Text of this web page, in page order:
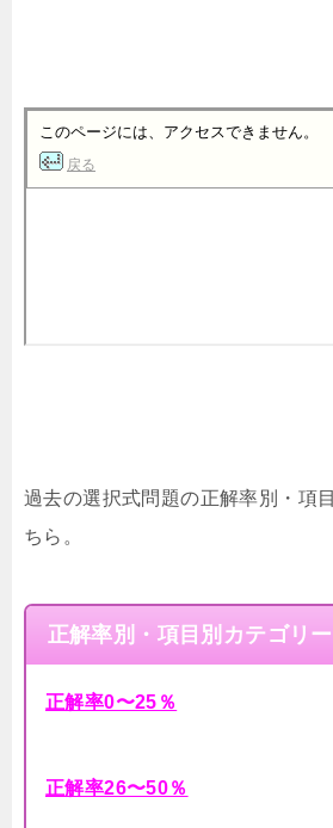
過去の選択式問題の正解率別・項
ちら。
正解率別・項目別カテゴリー
正解率0〜25％
正解率26〜50％